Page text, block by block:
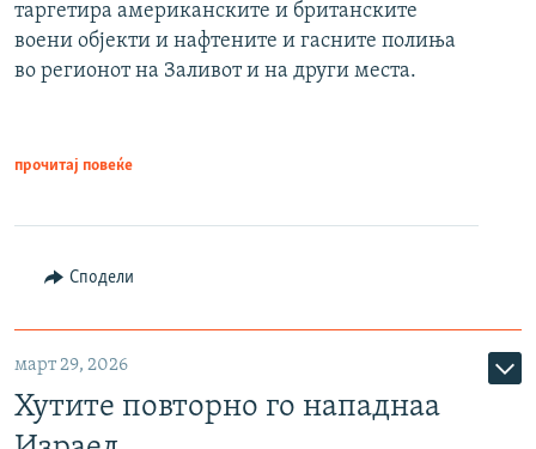
таргетира американските и британските
воени објекти и нафтените и гасните полиња
во регионот на Заливот и на други места.
прочитај повеќе
Сподели
март 29, 2026
Хутите повторно го нападнаа